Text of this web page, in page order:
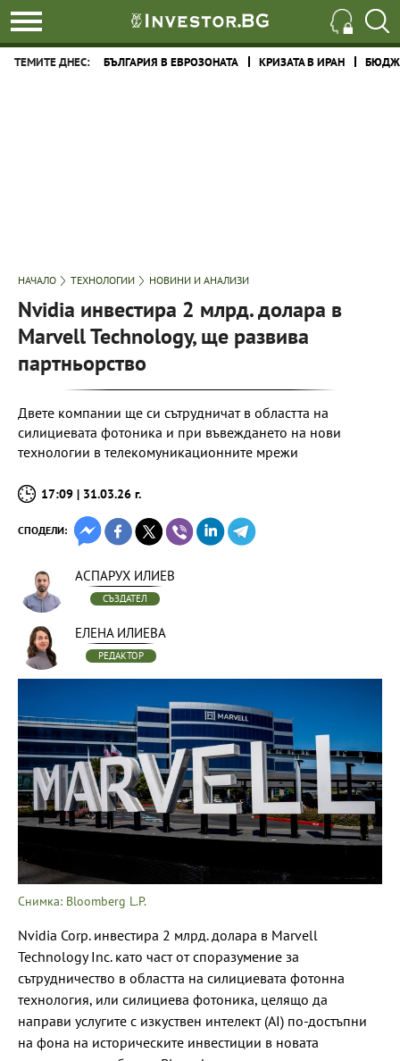
ТЕМИТЕ ДНЕС: БЪЛГАРИЯ В ЕВРОЗОНАТА КРИЗАТА В ИРАН
НАЧАЛО ТЕХНОЛОГИИ НОВИНИ И АНАЛИЗИ
Nvidia инвестира 2 млрд. долара в
Marvell Technology, ще развива
партньорство
Двете компании ще си сътрудничат в областта на
силициевата фотоника и при въвеждането на нови
технологии в телекомуникационните мрежи
17:09 | 31.03.26 г.
СПОДЕЛИ:
АСПАРУХ ИЛИЕВ
СЪЗДАТЕЛ
ЕЛЕНА ИЛИЕВА
РЕДАКТОР
Снимка: Bloomberg L.P.
Nvidia Corp. инвестира 2 млрд. долара в Marvell
Technology Inc. като част от споразумение за
сътрудничество в областта на силициевата фотонна
технология, или силициева фотоника, целящо да
направи услугите с изкуствен интелект (AI) по-достъпни
на фона на историческите инвестиции в новата